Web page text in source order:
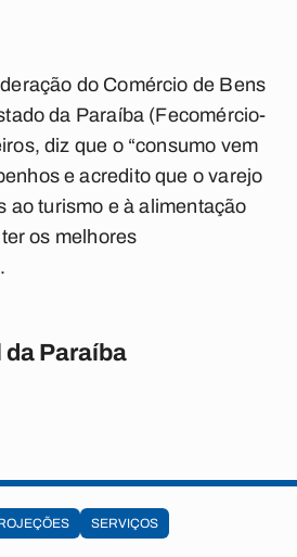
do Comércio de Bens
da Paraíba (Fecomércio-
diz que o “consumo vem
e acredito que o varejo
ao turismo e à alimentação
os melhores
Paraíba
SERVIÇOS